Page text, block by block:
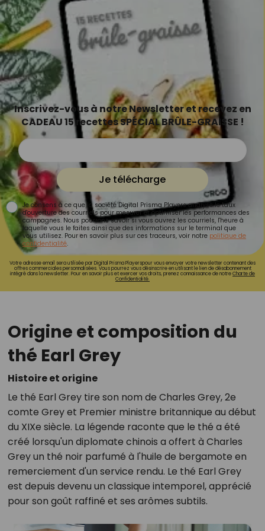
Inscrivez-vous à notre Newsletter et recevez en
CADEAU 15 recettes SPÉCIAL BRÛLE-GRAISSE !
Je télécharge
Je consens à ce que la société Digital Prisma Players analyse le taux
d'ouverture des courriels pour mesurer et optimiser les performances des
campagnes. Nous pourrons savoir si vous ouvrez les courriels, l'heure à
laquelle vous le faites ainsi que des informations sur le terminal que
vous utilisez. Pour en savoir plus sur ces traceurs, voir notre politique de
confidentialité.
Votre adresse email sera utilisée par Digital Prisma Playerspour vous envoyer votre newsletter contenant des
offres commerciales personnalisées. Vous pourrez vous désinscrire en utilisant le lien de désabonnement
intégré dans la newsletter. Pour en savoir plus et exercer vos droits, prenez connaissance de notreCharte de
Confidentialité.
Origine et composition du
thé Earl Grey
Histoire et origine
Le thé Earl Grey tire son nom de Charles Grey, 2e
comte Grey et Premier ministre britannique au début
du XIXe siècle. La légende raconte que le thé a été
créé lorsqu'un diplomate chinois a offert à Charles
Grey un thé noir parfumé à l'huile de bergamote en
remerciement d'un service rendu. Le thé Earl Grey
est depuis devenu un classique intemporel, apprécié
pour son goût raffiné et ses arômes subtils.